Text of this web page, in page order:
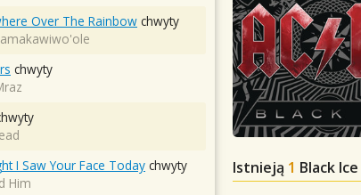
Istnieją 1 Black Ice
Over The Rainbow chwyty
chwyty
I Saw Your Face Today chwyty
Him